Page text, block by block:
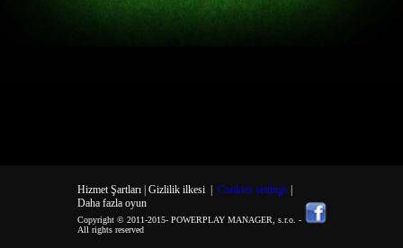
Hizmet Şartları | Gizlilik ilkesi| Cookies settings
Daha fazla oyun
Copyright © 2011-2015- POWERPLAY MANAGER, s.r.o. -
All rights reserved